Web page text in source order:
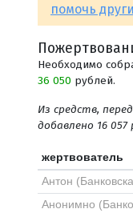
помочь
Необходимо
36 050 рублей.
Из средств,
добавлено 16 057
жертвователь
Антон
Анонимно